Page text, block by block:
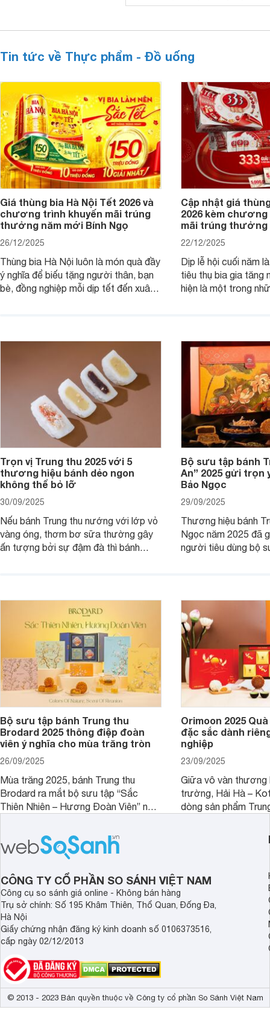
Tin tức về Thực phẩm - Đồ uống
Giá thùng bia Hà Nội Tết 2026 và
chương trình khuyến mãi trúng
thưởng năm mới Bính Ngọ
26/12/2025
Thùng bia Hà Nội luôn là món quà đầy
ý nghĩa để biếu tặng người thân, bạn
bè, đồng nghiệp mỗi dịp tết đến xuân
trúng thưởng của bia Hà Nội thì dưới
đây là các thông tin hữu ích cho bạn.
Cập nhật giá
2026 kèm
mãi trúng thưởng
22/12/2025
Dịp lễ hội cuối năm
tiêu thụ bia gia tăng
hiện là một trong
trúng thưởng của
Tết Bính Ngọ 2026.
Trọn vị Trung thu 2025 với 5
thương hiệu bánh dẻo ngon
không thể bỏ lỡ
30/09/2025
Nếu bánh Trung thu nướng với lớp vỏ
vàng óng, thơm bơ sữa thường gây
ấn tượng bởi sự đậm đà thì bánh
Bộ sưu tập bánh
An” 2025 gửi
Bảo Ngọc
29/09/2025
Thương hiệu bánh
Ngọc năm 2025 đã
người tiêu dùng bộ
sưu tập này nhé.
Bộ sưu tập bánh Trung thu
Brodard 2025 thông điệp đoàn
viên ý nghĩa cho mùa trăng tròn
26/09/2025
Mùa trăng 2025, bánh Trung thu
Brodard ra mắt bộ sưu tập “Sắc
Thiên Nhiên – Hương Đoàn Viên” nơi
hương vị tinh tuyển. Mỗi hộp bánh là
một bức họa thiên nhiên sống động, là
cánh chim tung bay, là hoa lá khẽ nở,
gửi gắm lời chúc an lành và viên mãn.
Orimoon 2025
đặc sắc dành
nghiệp
23/09/2025
Giữa vô vàn thương
trường, Hải Hà –
dòng sản phẩm
quà tặng, mà còn
hảo cho doanh
CÔNG TY CỔ PHẦN SO SÁNH VIỆT NAM
Công cụ so sánh giá online - Không bán hàng
Trụ sở chính: Số 195 Khâm Thiên, Thổ Quan, Đống Đa,
Hà Nội
Giấy chứng nhận đăng ký kinh doanh số 0106373516,
cấp ngày 02/12/2013
© 2013 - 2023 Bản quyền thuộc về Công ty cổ phần So Sánh Việt Nam